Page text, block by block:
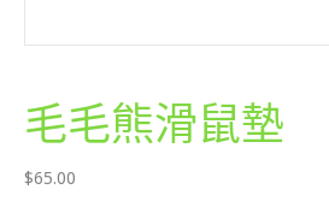
毛毛熊滑鼠墊
$65.00